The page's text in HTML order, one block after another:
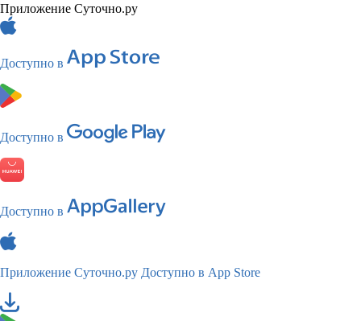
Приложение Суточно.ру
Доступно в
Доступно в
Доступно в
Приложение Суточно.ру Доступно в App Store